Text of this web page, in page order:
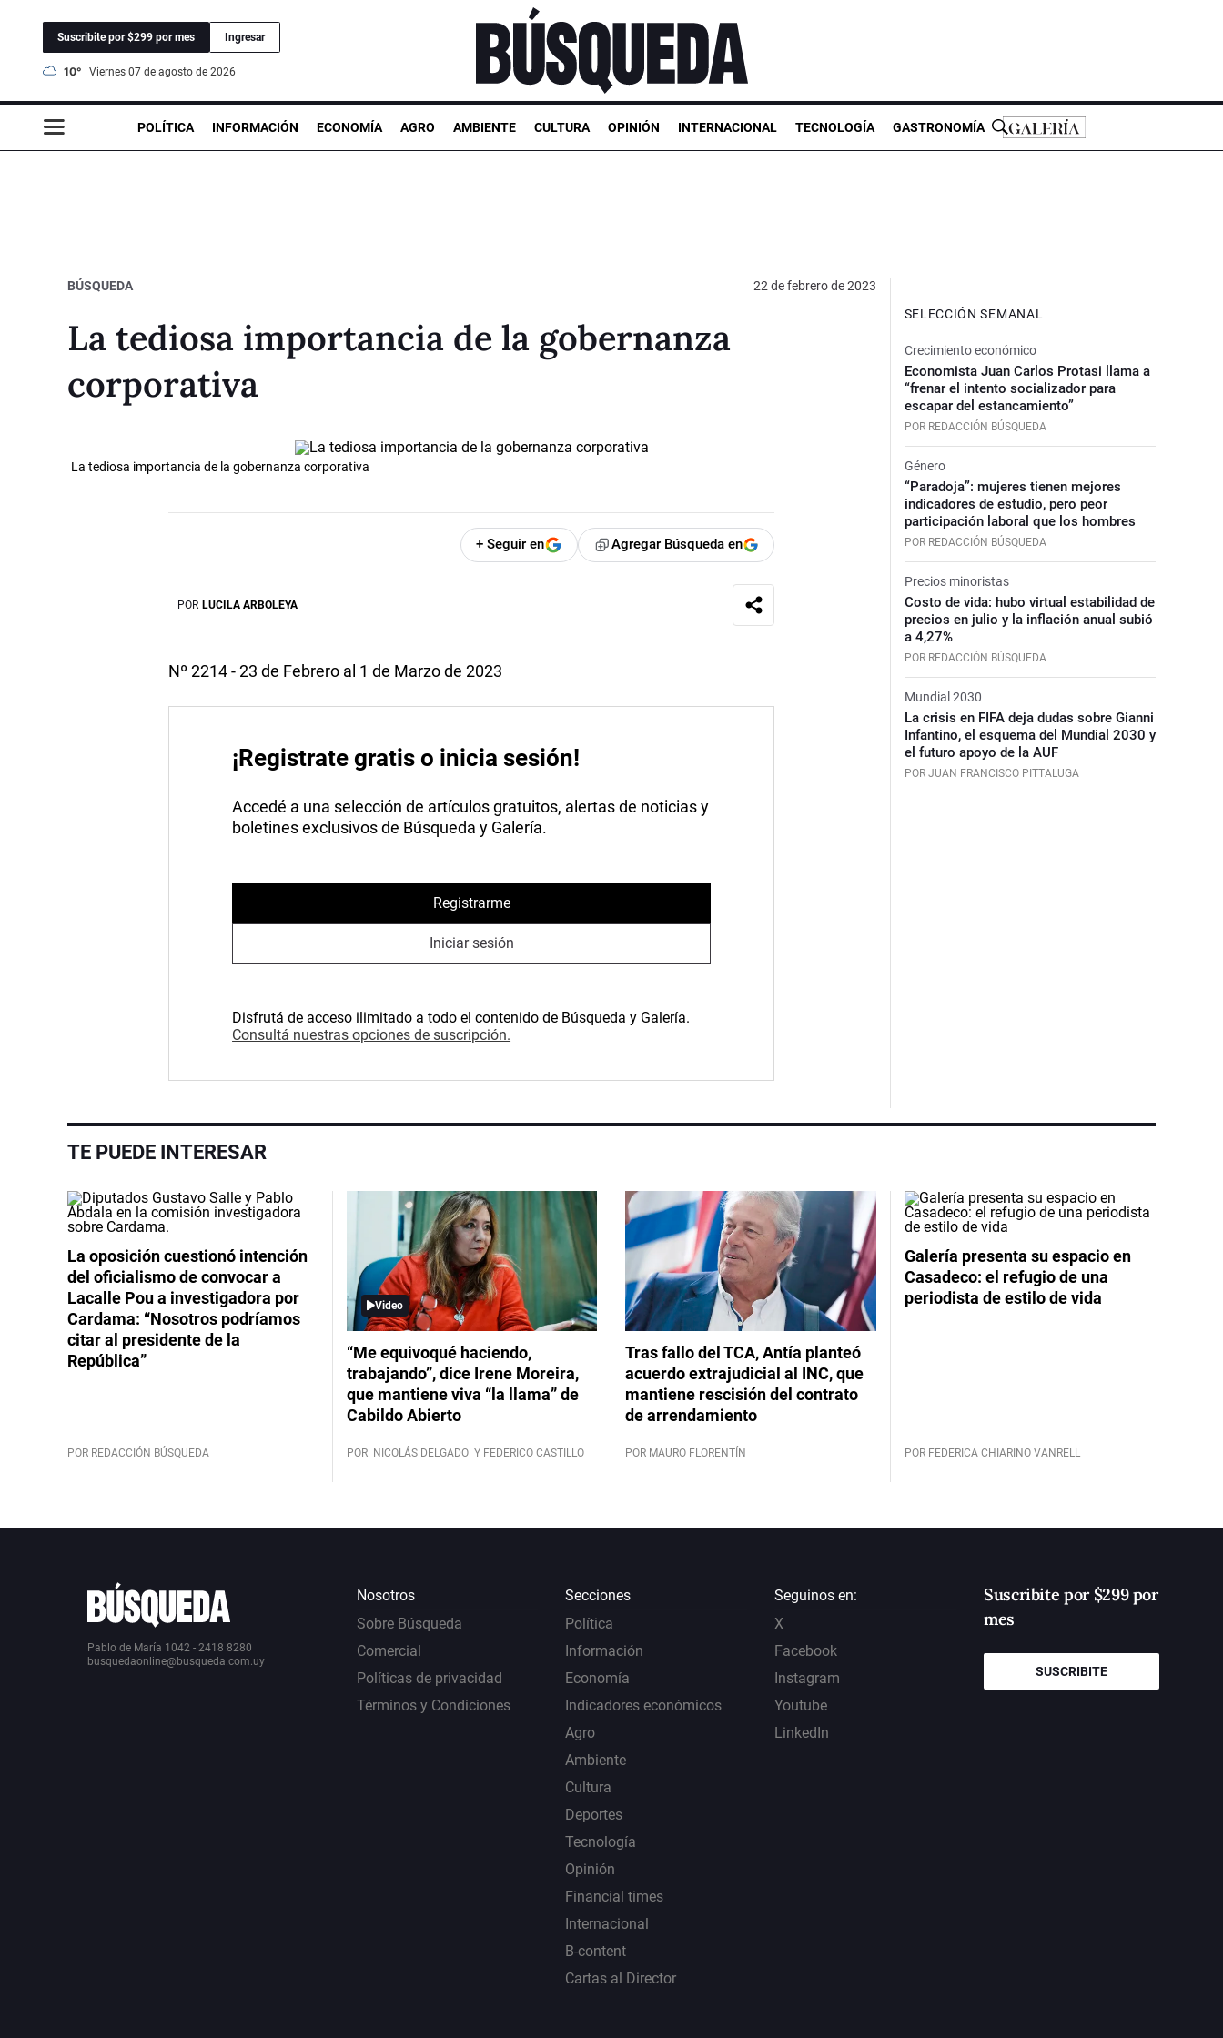
Suscribite por $299 por mes Ingresar
10° viernes 07 de agosto de 2026
POLÍTICA INFORMACIÓN ECONOMÍA AGRO AMBIENTE CULTURA OPINIÓN INTERNACIONAL TECNOLOGÍA GASTRONOMÍA
BÚSQUEDA 22 de febrero de 2023
La tediosa importancia de la gobernanza
corporativa
La tediosa importancia de la gobernanza corporativa
+ Seguir en Agregar Búsqueda en
POR LUCILA ARBOLEYA
Nº 2214 - 23 de Febrero al 1 de Marzo de 2023
¡Registrate gratis o inicia sesión!
Accedé a una selección de artículos gratuitos, alertas de noticias y
boletines exclusivos de Búsqueda y Galería.
Registrarme
Iniciar sesión
Disfrutá de acceso ilimitado a todo el contenido de Búsqueda y Galería.
Consultá nuestras opciones de suscripción.
SELECCIÓN SEMANAL
Crecimiento económico
Economista Juan Carlos Protasi llama a
“frenar el intento socializador para
escapar del estancamiento”
POR REDACCIÓN BÚSQUEDA
Género
“Paradoja”: mujeres tienen mejores
indicadores de estudio, pero peor
participación laboral que los hombres
POR REDACCIÓN BÚSQUEDA
Precios minoristas
Costo de vida: hubo virtual estabilidad de
precios en julio y la inflación anual subió
a 4,27%
POR REDACCIÓN BÚSQUEDA
Mundial 2030
La crisis en FIFA deja dudas sobre Gianni
Infantino, el esquema del Mundial 2030 y
el futuro apoyo de la AUF
POR JUAN FRANCISCO PITTALUGA
TE PUEDE INTERESAR
La oposición cuestionó intención
del oficialismo de convocar a
Lacalle Pou a investigadora por
Cardama: “Nosotros podríamos
citar al presidente de la
República”
POR REDACCIÓN BÚSQUEDA
Video
“Me equivoqué haciendo,
trabajando”, dice Irene Moreira,
que mantiene viva “la llama” de
Cabildo Abierto
POR NICOLÁS DELGADO Y FEDERICO CASTILLO
Tras fallo del TCA, Antía planteó
acuerdo extrajudicial al INC, que
mantiene rescisión del contrato
de arrendamiento
POR MAURO FLORENTÍN
Galería presenta su espacio en
Casadeco: el refugio de una
periodista de estilo de vida
POR FEDERICA CHIARINO VANRELL
Pablo de María 1042 - 2418 8280
busquedaonline@busqueda.com.uy
Nosotros
Sobre Búsqueda
Comercial
Políticas de privacidad
Términos y Condiciones
Secciones
Política
Información
Economía
Indicadores económicos
Agro
Ambiente
Cultura
Deportes
Tecnología
Opinión
Financial times
Internacional
B-content
Cartas al Director
Seguinos en:
X
Facebook
Instagram
Youtube
LinkedIn
Suscribite por $299 por
mes
SUSCRIBITE